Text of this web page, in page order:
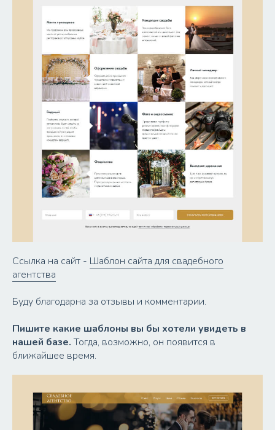
Ссылка на сайт - Шаблон сайта для свадебного
агентства
Буду благодарна за отзывы и комментарии.
Пишите какие шаблоны вы бы хотели увидеть в
нашей базе.Тогда, возможно, он появится в
ближайшее время.